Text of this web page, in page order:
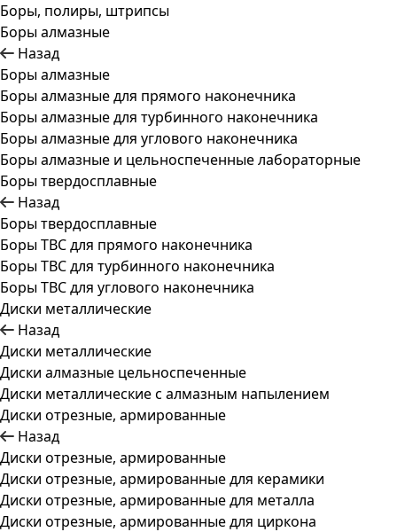
Боры, полиры, штрипсы
Боры алмазные
Назад
Боры алмазные
Боры алмазные для прямого наконечника
Боры алмазные для турбинного наконечника
Боры алмазные для углового наконечника
Боры алмазные и цельноспеченные лабораторные
Боры твердосплавные
Назад
Боры твердосплавные
Боры ТВС для прямого наконечника
Боры ТВС для турбинного наконечника
Боры ТВС для углового наконечника
Диски металлические
Назад
Диски металлические
Диски алмазные цельноспеченные
Диски металлические с алмазным напылением
Диски отрезные, армированные
Назад
Диски отрезные, армированные
Диски отрезные, армированные для керамики
Диски отрезные, армированные для металла
Диски отрезные, армированные для циркона